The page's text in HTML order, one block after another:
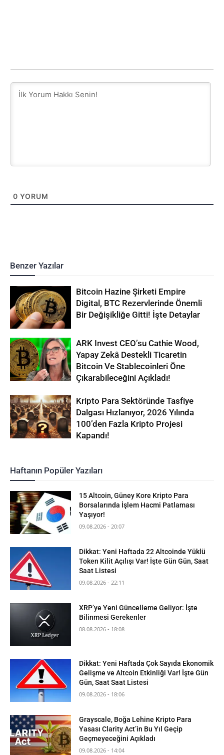
0 YORUM
Benzer Yazılar
Bitcoin Hazine Şirketi Empire
Digital, BTC Rezervlerinde Önemli
Bir Değişikliğe Gitti! İşte Detaylar
ARK Invest CEO’su Cathie Wood,
Yapay Zekâ Destekli Ticaretin
Bitcoin Ve Stablecoinleri Öne
Çıkarabileceğini Açıkladı!
Kripto Para Sektöründe Tasfiye
Dalgası Hızlanıyor, 2026 Yılında
100’den Fazla Kripto Projesi
Kapandı!
Haftanın Popüler Yazıları
15 Altcoin, Güney Kore Kripto Para
Borsalarında İşlem Hacmi Patlaması
Yaşıyor!
09.08.2026 - 20:07
Dikkat: Yeni Haftada 22 Altcoinde Yüklü
Token Kilit Açılışı Var! İşte Gün Gün, Saat
Saat Listesi
09.08.2026 - 22:11
XRP’ye Yeni Güncelleme Geliyor: İşte
Bilinmesi Gerekenler
08.08.2026 - 18:08
Dikkat: Yeni Haftada Çok Sayıda Ekonomik
Gelişme ve Altcoin Etkinliği Var! İşte Gün
Gün, Saat Saat Listesi
09.08.2026 - 18:06
Grayscale, Boğa Lehine Kripto Para
Yasası Clarity Act’in Bu Yıl Geçip
Geçmeyeceğini Açıkladı
09.08.2026 - 14:04